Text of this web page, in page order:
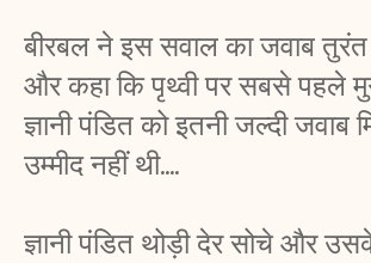
बीरबल ने इस सवाल का जवाब तुरंत
और कहा कि पृथ्वी पर सबसे पहले
ज्ञानी पंडित को इतनी जल्दी जवाब
उम्मीद नहीं थी....
ज्ञानी पंडित थोड़ी देर सोचे और